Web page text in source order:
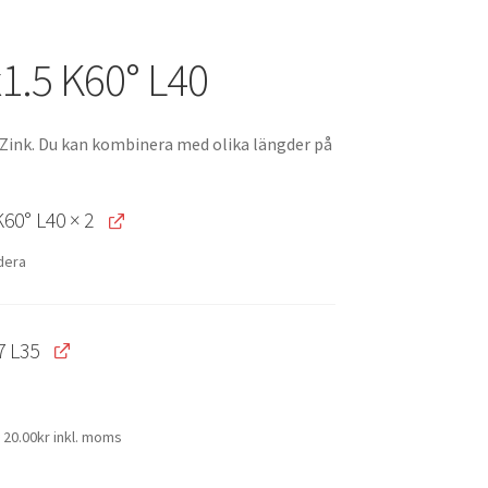
K60° L40
Du kan kombinera med olika längder på
L40 × 2
L35
Original
price
20.00krCurrent
price
inkl. moms